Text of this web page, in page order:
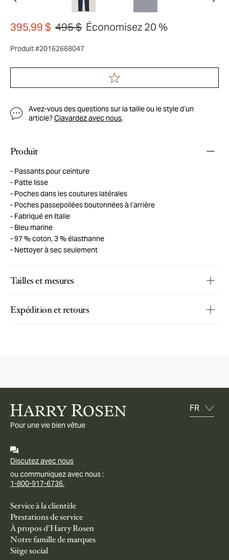
395,99 $ 495 $ Économisez 20 %
Produit #20162668047
Avez-vous des questions sur la taille ou le style d’un
article?Clavardez avec nous.
Produit
Passants pour ceinture
Patte lisse
Poches dans les coutures latérales
Poches passepoilées boutonnées à l’arrière
Fabriqué en Italie
Bleu marine
97 % coton, 3 % élasthanne
Nettoyer à sec seulement
Tailles et mesures
Expédition et retours
Pour une vie bien vêtue
Discutez avec nous
ou communiquez avec nous :
1-800-917-6736.
Service à la clientèle
Prestations de service
À propos d'Harry Rosen
Notre famille de marques
Siège social